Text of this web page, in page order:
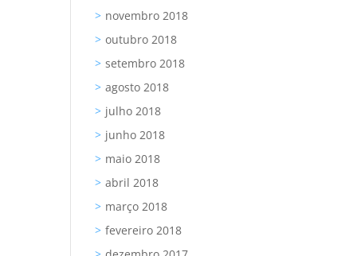
novembro 2018
outubro 2018
setembro 2018
agosto 2018
julho 2018
junho 2018
maio 2018
abril 2018
março 2018
fevereiro 2018